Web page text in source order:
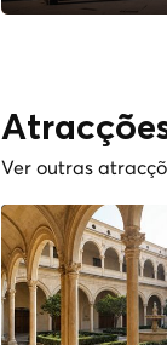
Ver outras